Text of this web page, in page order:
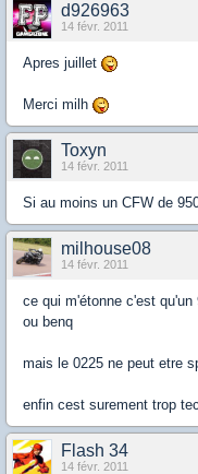
d926963
14 févr. 2011
Apres juillet
Merci milh
Toxyn
14 févr. 2011
Si au moins un CFW de
milhouse08
14 févr. 2011
ce qui m'étonne c'est
ou benq
mais le 0225 ne peut etre
enfin cest surement trop
Flash 34
14 févr. 2011